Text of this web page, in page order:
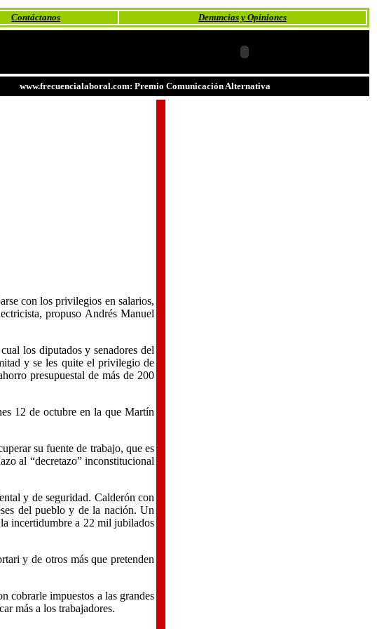
Contáctanos Denuncias y Opiniones
www.frecuencialaboral.com: Premio Comunicación Alternativa
con los privilegios en salarios,
propuso Andrés Manuel
los diputados y senadores del
y se les quite el privilegio de
presupuestal de más de 200
12 de octubre en la que Martín
su fuente de trabajo, que es
al “decretazo” inconstitucional
y de seguridad. Calderón con
del pueblo y de la nación. Un
incertidumbre a 22 mil jubilados
y de otros más que pretenden
cobrarle impuestos a las grandes
más a los trabajadores.